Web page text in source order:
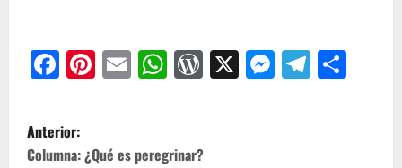
Facebook
Pinterest
EmailWhatsApp
WordPress
X
N
a
Anterior:
Columna: ¿Qué es peregrinar?